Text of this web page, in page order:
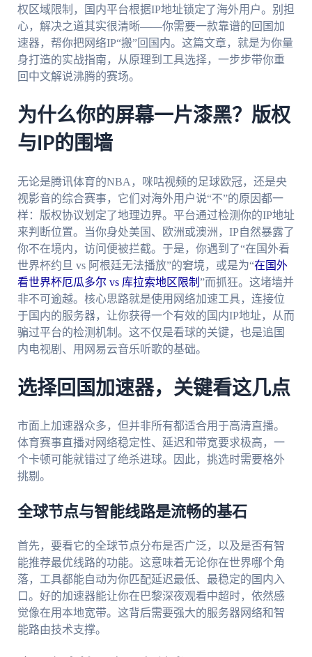
权区域限制，国内平台根据IP地址锁定了海外用户。别担
心，解决之道其实很清晰——你需要一款靠谱的回国加
速器，帮你把网络IP“搬”回国内。这篇文章，就是为你量
身打造的实战指南，从原理到工具选择，一步步带你重
回中文解说沸腾的赛场。
为什么你的屏幕一片漆黑？版权
与IP的围墙
无论是腾讯体育的NBA，咪咕视频的足球欧冠，还是央
视影音的综合赛事，它们对海外用户说“不”的原因都一
样：版权协议划定了地理边界。平台通过检测你的IP地址
来判断位置。当你身处美国、欧洲或澳洲，IP自然暴露了
你不在境内，访问便被拦截。于是，你遇到了“在国外看
世界杯约旦 vs 阿根廷无法播放”的窘境，或是为“在国外
看世界杯厄瓜多尔 vs 库拉索地区限制 ”而抓狂。这堵墙并
非不可逾越。核心思路就是使用网络加速工具，连接位
于国内的服务器，让你获得一个有效的国内IP地址，从而
骗过平台的检测机制。这不仅是看球的关键，也是追国
内电视剧、用网易云音乐听歌的基础。
选择回国加速器，关键看这几点
市面上加速器众多，但并非所有都适合用于高清直播。
体育赛事直播对网络稳定性、延迟和带宽要求极高，一
个卡顿可能就错过了绝杀进球。因此，挑选时需要格外
挑剔。
全球节点与智能线路是流畅的基石
首先，要看它的全球节点分布是否广泛，以及是否有智
能推荐最优线路的功能。这意味着无论你在世界哪个角
落，工具都能自动为你匹配延迟最低、最稳定的国内入
口。好的加速器能让你在巴黎深夜观看中超时，依然感
觉像在用本地宽带。这背后需要强大的服务器网络和智
能路由技术支撑。